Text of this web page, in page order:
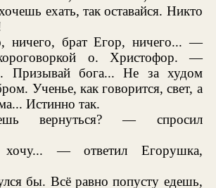
ехать, так оставайся. Никто
ничего, брат Егор, ничего... —
о. Христофор. —
Призывай бога... Не за худом
Ученье, как говорится, свет, а
Истинно так.
вернуться? — спросил
— ответил Егорушка,
бы. Всё равно попусту едешь,